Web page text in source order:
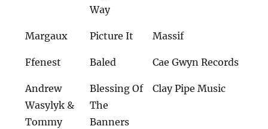
Way
Margaux Picture It Massif
Ffenest Baled Cae Gwyn Records
Andrew
Wasylyk &
Tommy
Blessing Of
The
Banners
Clay Pipe Music